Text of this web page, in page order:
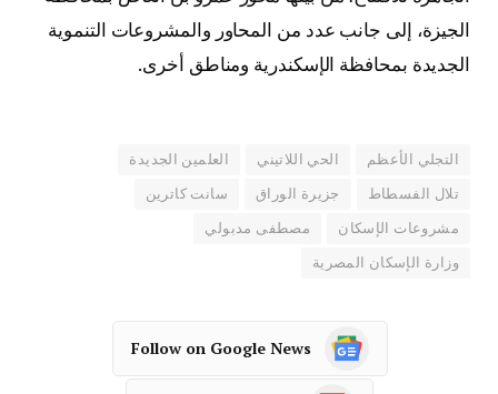
الجيزة، إلى جانب عدد من المحاور والمشروعات التنموية
الجديدة بمحافظة الإسكندرية ومناطق أخرى.
التجلي الأعظم الحي اللاتيني العلمين الجديدة
تلال الفسطاط جزيرة الوراق سانت كاترين
مشروعات الإسكان مصطفى مدبولي
وزارة الإسكان المصرية
Follow on Google News